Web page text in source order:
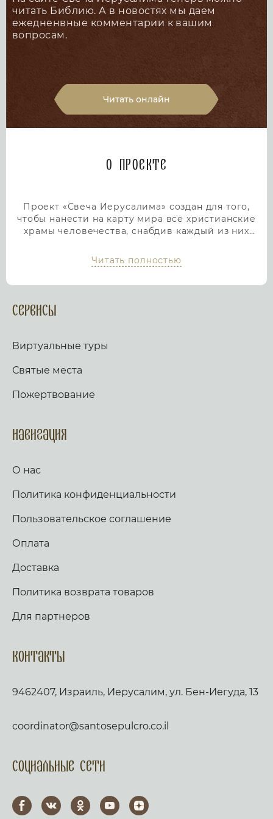
читать Библию. А в новостях мы даем
ежедненвные комментарии к вашим
вопросам.
Читать онлайн
О проекте
Проект «Свеча Иерусалима» создан для того,
чтобы нанести на карту мира все христианские
храмы человечества, снабдив каждый из них
мы дадим людям возможность посетить любой
храм или дольмен не выходя из дома, просто
помощь в возжжения свечей за здравие и
упокой в христианских храмах Иерусалима и
вопросом. Письма помещаются в Стену Плача,
Благодатным огнем.
товаров, освященных на камне Миропомазания.
Читать полностью
Сервисы
Виртуальные туры
Святые места
Пожертвование
Навигация
О нас
Политика конфиденциальности
Пользовательское соглашение
Оплата
Доставка
Политика возврата товаров
Для партнеров
Контакты
9462407, Израиль, Иерусалим, ул. Бен-Иегуда, 13
coordinator@santosepulcro.co.il
Социальные сети